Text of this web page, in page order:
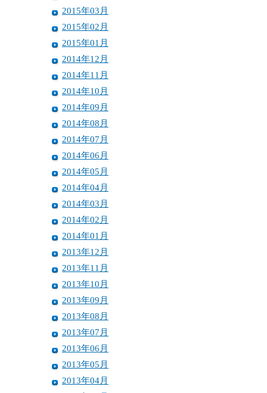
2015年03月
2015年02月
2015年01月
2014年12月
2014年11月
2014年10月
2014年09月
2014年08月
2014年07月
2014年06月
2014年05月
2014年04月
2014年03月
2014年02月
2014年01月
2013年12月
2013年11月
2013年10月
2013年09月
2013年08月
2013年07月
2013年06月
2013年05月
2013年04月